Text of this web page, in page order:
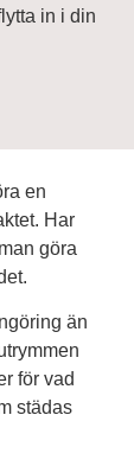
in i din
en
Har
göra
än
för vad
städas